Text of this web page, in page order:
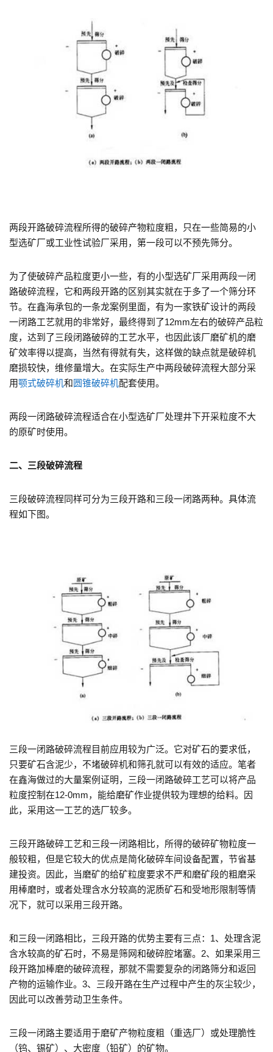
两段开路破碎流程所得的破碎产物粒度粗，只在一些简易的小
型选矿厂或工业性试验厂采用，第一段可以不预先筛分。
为了使破碎产品粒度更小一些，有的小型选矿厂采用两段一闭
路破碎流程，它和两段开路的区别其实就在于多了一个筛分环
节。在鑫海承包的一条龙案例里面，有为一家铁矿设计的两段
一闭路工艺就用的非常好，最终得到了12mm左右的破碎产品粒
度，达到了三段闭路破碎的工艺水平，也因此该厂磨矿机的磨
矿效率得以提高，当然有得就有失，这样做的缺点就是破碎机
磨损较快，维修量增大。在实际生产中两段破碎流程大部分采
用颚式破碎机和圆锥破碎机配套使用。
两段一闭路破碎流程适合在小型选矿厂处理井下开采粒度不大
的原矿时使用。
二、三段破碎流程
三段破碎流程同样可分为三段开路和三段一闭路两种。具体流
程如下图。
三段一闭路破碎流程目前应用较为广泛。它对矿石的要求低，
只要矿石含泥少，不堵破碎机和筛孔就可以有效的适应。笔者
在鑫海做过的大量案例证明，三段一闭路破碎工艺可以将产品
粒度控制在12-0mm，能给磨矿作业提供较为理想的给料。因
此，采用这一工艺的选厂较多。
三段开路破碎工艺和三段一闭路相比，所得的破碎矿物粒度一
般较粗，但是它较大的优点是简化破碎车间设备配置，节省基
建投资。因此，当磨矿的给矿粒度要求不严和磨矿段的粗磨采
用棒磨时，或者处理含水分较高的泥质矿石和受地形限制等情
况下，就可以采用三段开路。
和三段一闭路相比，三段开路的优势主要有三点：1、处理含泥
含水较高的矿石时，不易是筛网和破碎腔堵塞。2、如果采用三
段开路加棒磨的破碎流程，那就不需要复杂的闭路筛分和返回
产物的运输作业。3、三段开路在生产过程中产生的灰尘较少，
因此可以改善劳动卫生条件。
三段一闭路主要适用于磨矿产物粒度粗（重选厂）或处理脆性
（钨、锡矿）、大密度（铅矿）的矿物。